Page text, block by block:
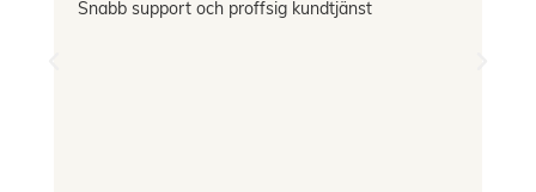
Snabb support och proffsig kundtjänst